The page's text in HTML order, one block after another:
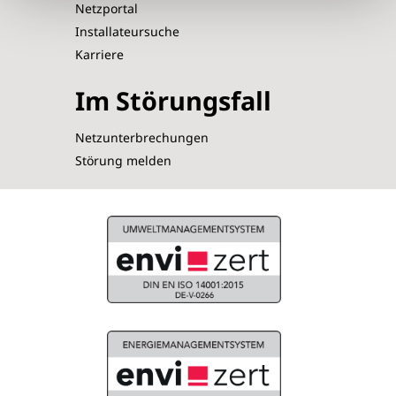
Netzportal
Installateursuche
Karriere
Im Störungsfall
Netzunterbrechungen
Störung melden